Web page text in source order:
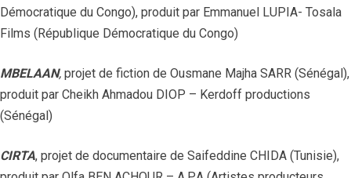
Démocratique du Congo), produit par Emmanuel LUPIA- Tosala
Films (République Démocratique du Congo)
MBELAAN, projet de fiction de Ousmane Majha SARR (Sénégal),
produit par Cheikh Ahmadou DIOP – Kerdoff productions
(Sénégal)
CIRTA, projet de documentaire de Saifeddine CHIDA (Tunisie),